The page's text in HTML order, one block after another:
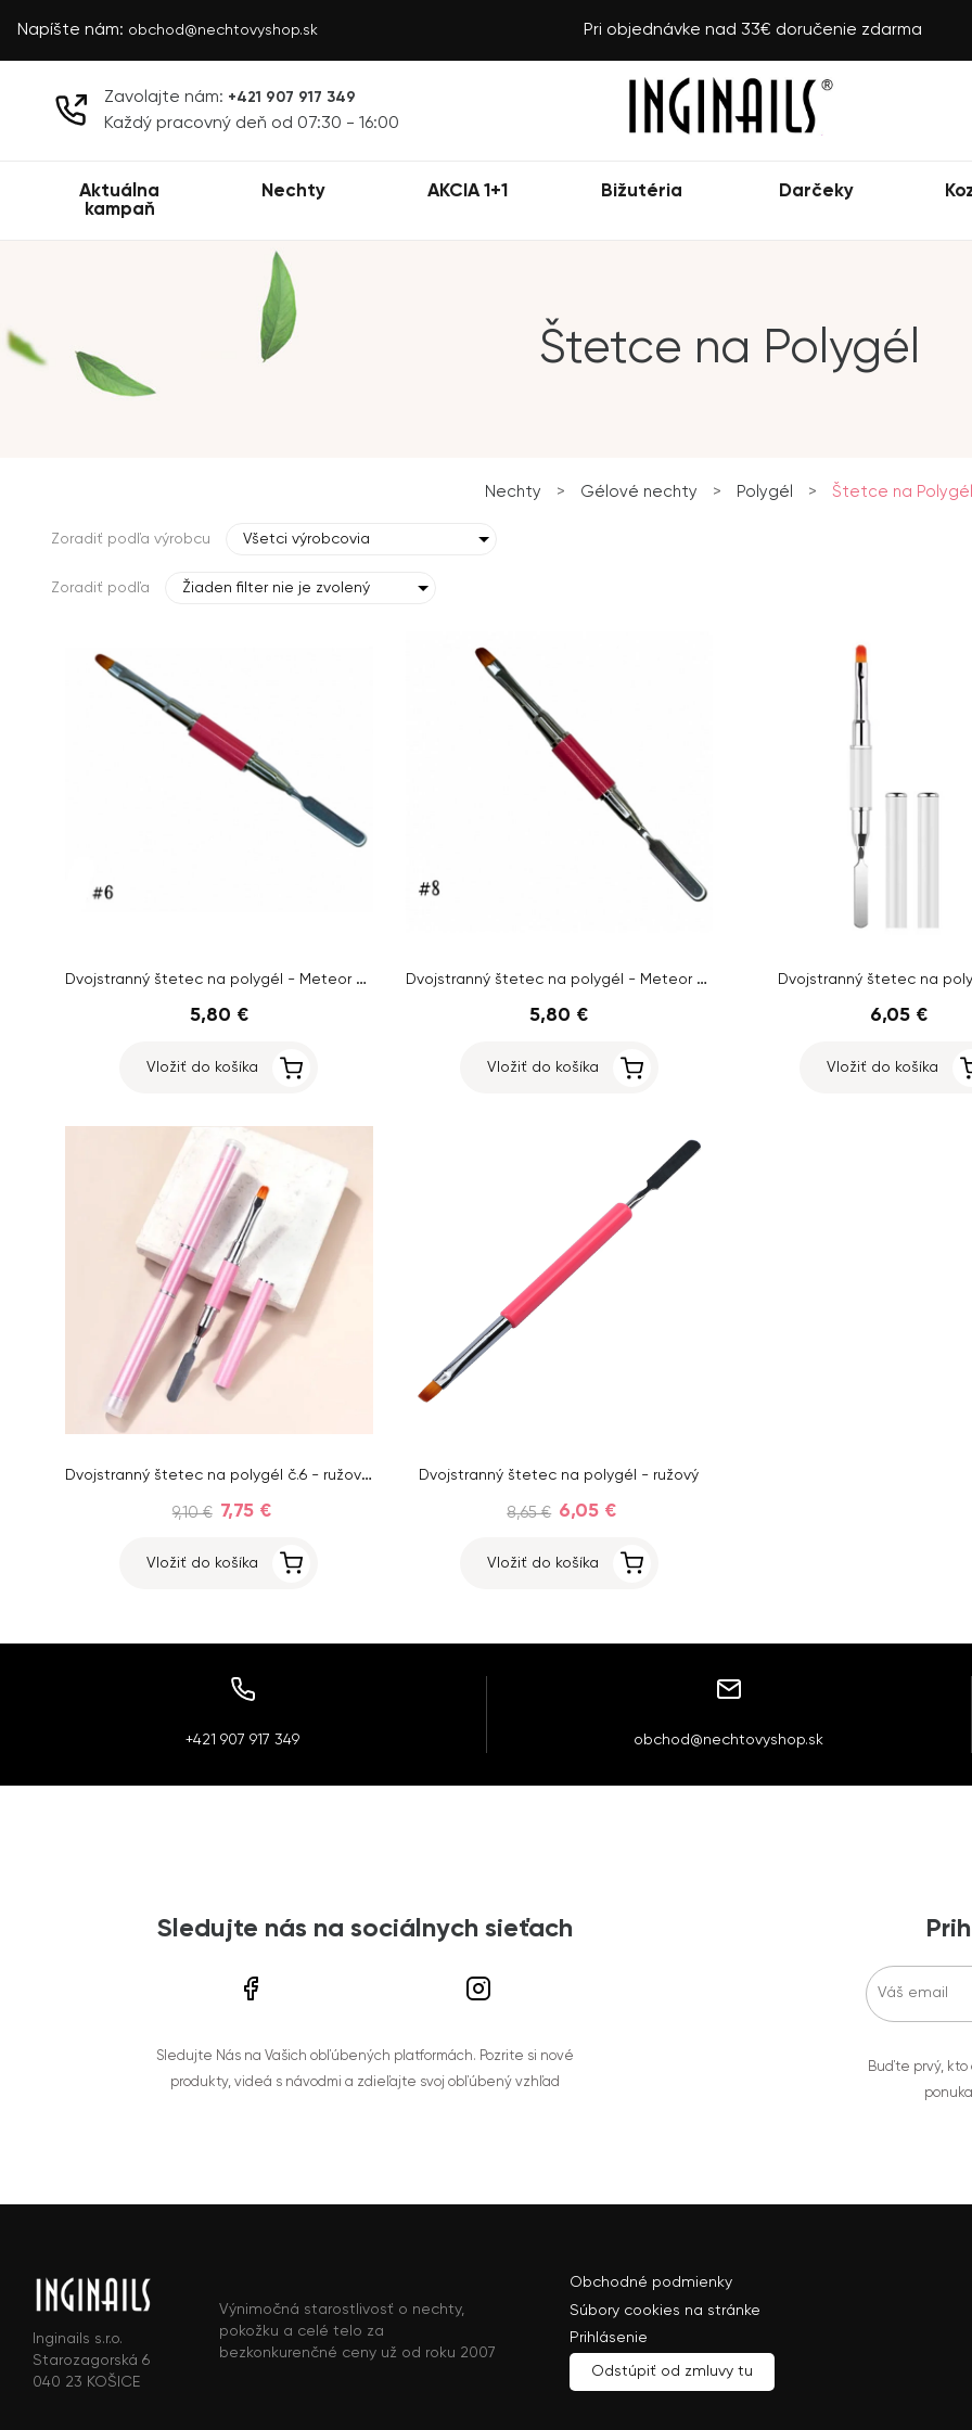
Napíšte nám: obchod@nechtovyshop.sk Pri objednávke nad 33€ doručenie zdarma
Zavolajte nám: +421 907 917 349
Každý pracovný deň od 07:30 - 16:00
Aktuálna
kampaň
Nechty AKCIA 1+1 Bižutéria Darčeky
Štetce na Polygél
Nechty > Gélové nechty > Polygél > Štetce na Polygél
Zoradiť podľa výrobcu Všetci výrobcovia
Zoradiť podľa Žiaden filter nie je zvolený
Dvojstranný štetec na polygél - Meteor č.6
5,80 €
Vložiť do košíka
Dvojstranný štetec na polygél - Meteor č.8
5,80 €
Vložiť do košíka
Dvojstranný štetec na
6,05 €
Vložiť do košíka
Dvojstranný štetec na polygél č.6 - ružový s krytom
9,10 € 7,75 €
Vložiť do košíka
Dvojstranný štetec na polygél - ružový
8,65 € 6,05 €
Vložiť do košíka
+421 907 917 349 obchod@nechtovyshop.sk
Sledujte nás na sociálnych sieťach
Sledujte Nás na Vašich obľúbených platformách. Pozrite si nové
produkty, videá s návodmi a zdieľajte svoj obľúbený vzhľad
Buďte prvý,
Inginails s.r.o.
Starozagorská 6
040 23 KOŠICE
Výnimočná starostlivosť o nechty,
pokožku a celé telo za
bezkonkurenčné ceny už od roku 2007
Obchodné podmienky
Súbory cookies na stránke
Prihlásenie
Odstúpiť od zmluvy tu